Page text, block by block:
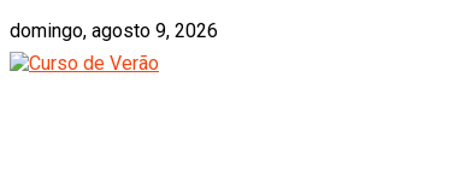
domingo, agosto 9, 2026